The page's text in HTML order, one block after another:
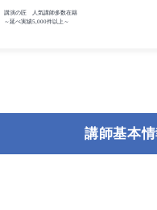
講演の匠 人気講師多数在籍
～延べ実績5,000件以上～
講師基本情